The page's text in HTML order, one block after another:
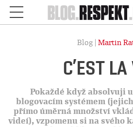
Respekt
Blog | Martin
C’EST
Pokaždé když absolvuji
blogovacím systémem
přímo úměrná množství
videí), vzpomenu si na svého